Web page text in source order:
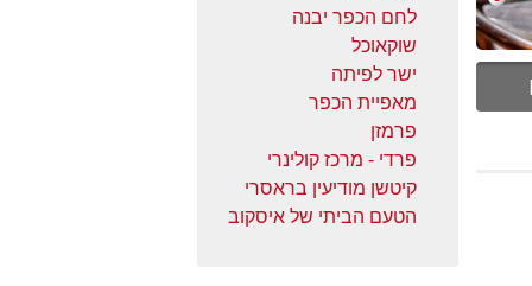
לחם הכפר יבנה
שוקאוכל
ישר לפיתה
מאפיית הכפר
פרמזן
פרדי - מרכז קולינרי
קיטשן מודיעין בראסרי
הטעם הביתי של איסקוב